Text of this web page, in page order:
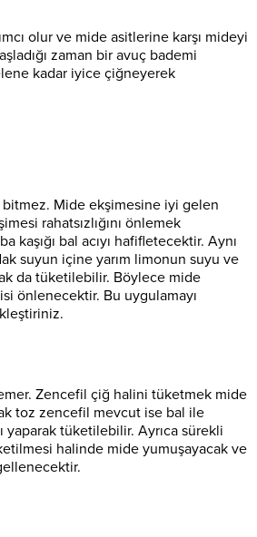
olur ve mide asitlerine karşı mideyi
zaman bir avuç bademi
kadar iyice çiğneyerek
bitmez. Mide ekşimesine iyi gelen
rahatsızlığını önlemek
kaşığı bal acıyı hafifletecektir. Aynı
suyun içine yarım limonun suyu ve
da tüketilebilir. Böylece mide
önlenecektir. Bu uygulamayı
Zencefil çiğ halini tüketmek mide
toz zencefil mevcut ise bal ile
yaparak tüketilebilir. Ayrıca sürekli
halinde mide yumuşayacak ve